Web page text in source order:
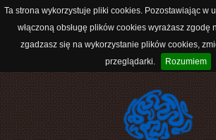
Ta strona wykorzystuje pliki cookies. Pozostawiając w
włączoną obsługę plików cookies wyrażasz zgodę
zgadzasz się na wykorzystanie plików cookies,
przeglądarki.
Rozumiem